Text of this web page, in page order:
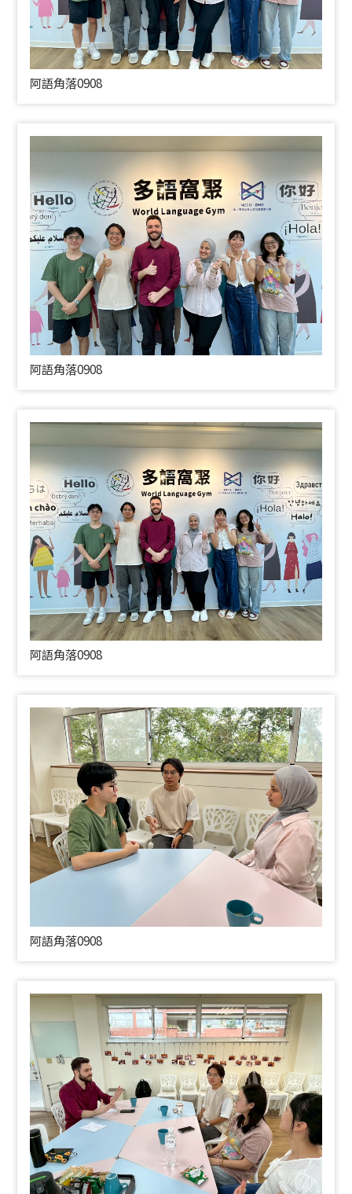
阿語角落0908
阿語角落0908
阿語角落0908
阿語角落0908